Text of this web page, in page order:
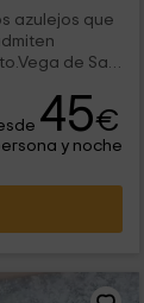
azulejos que
45€
y noche